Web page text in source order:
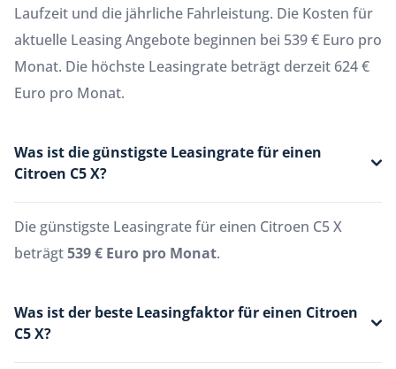
Laufzeit und die jährliche Fahrleistung. Die Kosten für
aktuelle Leasing Angebote beginnen bei 539 € Euro pro
Monat. Die höchste Leasingrate beträgt derzeit 624 €
Euro pro Monat.
Was ist die günstigste Leasingrate für einen
Citroen C5 X?
Die günstigste Leasingrate für einen Citroen C5 X
beträgt539 € Euro pro Monat.
Was ist der beste Leasingfaktor für einen Citroen
C5 X?